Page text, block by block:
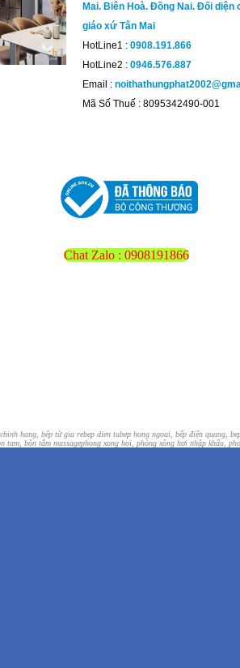
Mai. Biên Hoà. Đồng Nai. Đối diện
giáo xứ Tân Mai
HotLine1 :0908.191.866
HotLine2 :0946.576.887
Email :
Mã Số Thuế : 8095342490-001
Chat Zalo : 0908191866
hang, bếp từ gia rebep dien tubep hong ngoai, bếp điện quang,
tam, bồn tắm massagephong xong hoi, phòng xông hơi nhập khẩu,